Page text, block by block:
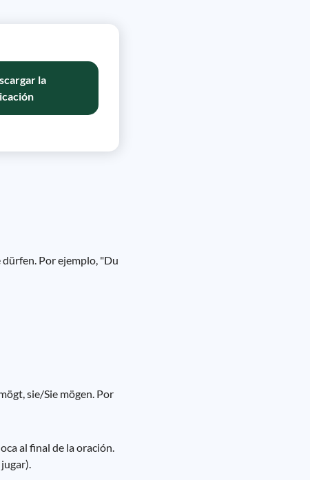
la
Por ejemplo, "Du
sie/Sie mögen. Por
al final de la oración.